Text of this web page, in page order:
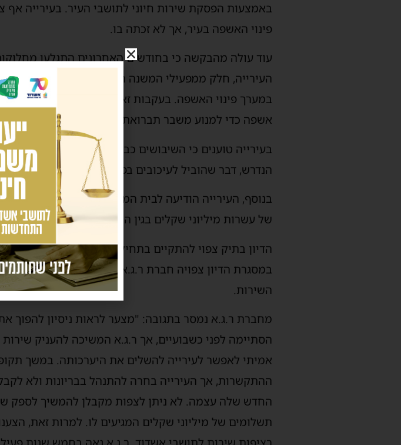
באמצעות הפסקת שירות חיוני לתושבי העיר. בעירייה
פינוי האשפה בעיר, אך לא זכתה בו.
עוד עולה מהבקשה כי בחודשים האחרונים התגלעו
העירייה, חלק ממפעילי המשנה השביתו את פעילותם
במערך פינוי האשפה. בעקבות זאת נאלצה העירייה להסיט
אשפה כדי למנוע משבר תברואתי.
בעירייה טוענים כי השיבושים כבר הורגשו בשטח בימים
הנדרש, דבר שהוביל לעיכובים בפינוי האשפה במספר אזורים
בנוסף, העירייה הודיעה לבית המשפט כי היא שומרת
של עשרות מיליוני שקלים בגין הנזקים שנגרמו לטענתה
הדיון בתיק צפוי להתקיים בתחילת השבוע הבא, ועד אז
במסגרת הדיון צפויה חברת ר.ג.א להציג את גרסתה
השירות.
מחברת ר.ג.א נמסר בתגובה: "מצער לראות ניסיון להפוך
הסתיימה לפני כשבועיים, אך ר.ג.א המשיכה להעניק
אמיתי לאפשר לעירייה להשלים את היערכותה. במשך
ההתקשרות, אך העירייה בחרה להתנהל בבריונות ולא
החדש שלה עצמה. לא ניתן לצפות מקבלן להמשיך לספק
תשלומים של מיליוני שקלים המגיעים לו. למרות זאת,